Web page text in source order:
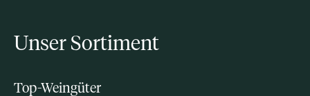
Unser Sortiment
Top-Weingüter